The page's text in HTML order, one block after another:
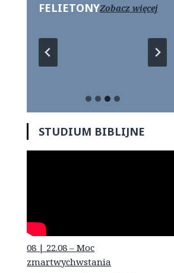
FELIETONYZobacz więcej
STUDIUM BIBLIJNE
08 | 22.08 – Moc
zmartwychwstania